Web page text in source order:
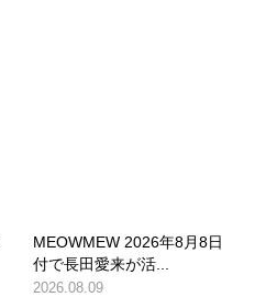
MEOWMEW 2026年8月8日
付で長田愛来が活...
2026.08.09